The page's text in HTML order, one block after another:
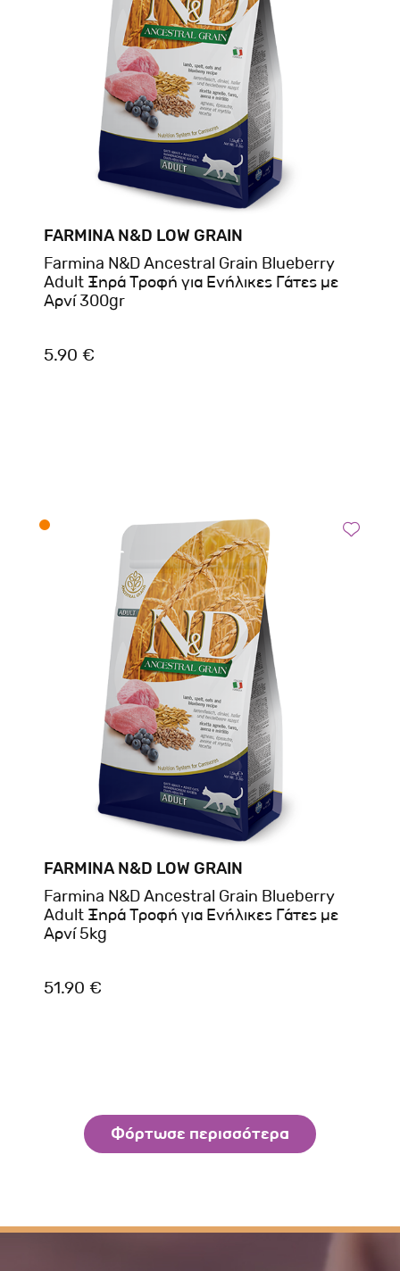
FARMINA N&D LOW GRAIN
Farmina N&D Ancestral Grain Blueberry
Adult Ξηρά Τροφή για Ενήλικες Γάτες με
Αρνί 300gr
5.90 €
FARMINA N&D LOW GRAIN
Farmina N&D Ancestral Grain Blueberry
Adult Ξηρά Τροφή για Ενήλικες Γάτες με
Αρνί 5kg
51.90 €
Φόρτωσε περισσότερα